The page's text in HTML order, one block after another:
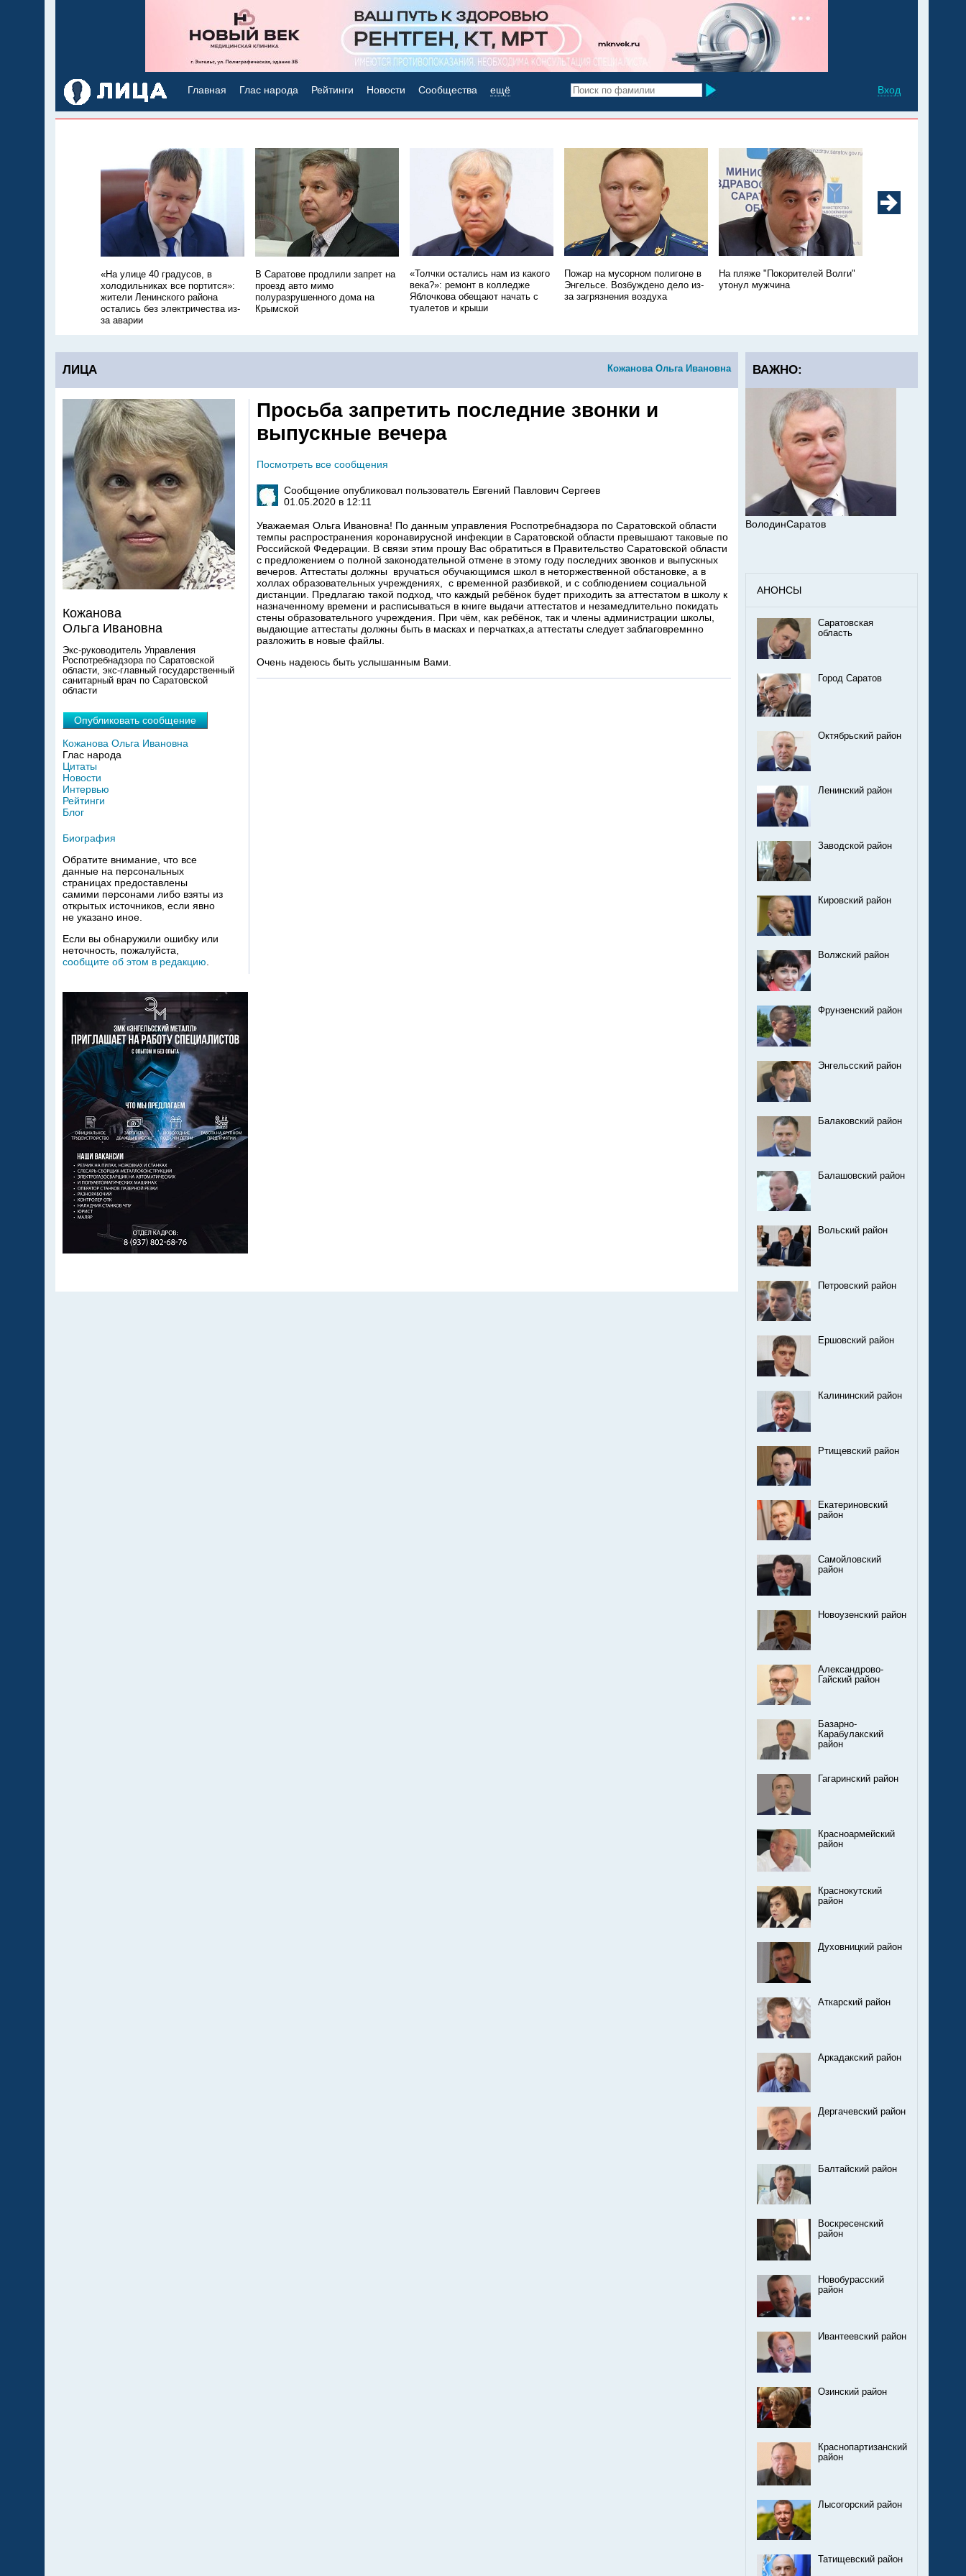
Вход
Главная Глас народа Рейтинги Новости Сообщества ещё
«На улице 40 градусов, в
холодильниках все портится»:
жители Ленинского района
остались без электричества из-
за аварии
В Саратове продлили запрет на
проезд авто мимо
полуразрушенного дома на
Крымской
«Толчки остались нам из какого
века?»: ремонт в колледже
Яблочкова обещают начать с
туалетов и крыши
Пожар на мусорном полигоне в
Энгельсе. Возбуждено дело из-
за загрязнения воздуха
На пляже "Покорителей Волги"
утонул мужчина
Кожанова Ольга Ивановна
ЛИЦА
Просьба запретить последние звонки и
выпускные вечера
Посмотреть все сообщения
Сообщение опубликовал пользователь Евгений Павлович Сергеев
01.05.2020 в 12:11
Уважаемая Ольга Ивановна! По данным управления Роспотребнадзора по Саратовской области
темпы распространения коронавирусной инфекции в Саратовской области превышают таковые по
Российской Федерации. В связи этим прошу Вас обратиться в Правительство Саратовской области
с предложением о полной законодательной отмене в этому году последних звонков и выпускных
вечеров. Аттестаты должны вручаться обучающимся школ в неторжественной обстановке, а в
холлах образовательных учреждениях, с временной разбивкой, и с соблюдением социальной
дистанции. Предлагаю такой подход, что каждый ребёнок будет приходить за аттестатом в школу к
назначенному времени и расписываться в книге выдачи аттестатов и незамедлительно покидать
стены образовательного учреждения. При чём, как ребёнок, так и члены администрации школы,
выдающие аттестаты должны быть в масках и перчатках,а аттестаты следует заблаговремнно
разложить в новые файлы.
Очень надеюсь быть услышанным Вами.
Кожанова
Ольга Ивановна
Экс-руководитель Управления
Роспотребнадзора по Саратовской
области, экс-главный государственный
санитарный врач по Саратовской
области
Опубликовать сообщение
Кожанова Ольга Ивановна
Глас народа
Цитаты
Новости
Интервью
Рейтинги
Блог
Биография
Обратите внимание, что все
данные на персональных
страницах предоставлены
самими персонами либо взяты из
открытых источников, если явно
не указано иное.
Если вы обнаружили ошибку или
неточность, пожалуйста,
сообщите об этом в редакцию
ВАЖНО:
ВолодинСаратов
АНОНСЫ
Саратовская
область
Город Саратов
Октябрьский район
Ленинский район
Заводской район
Кировский район
Волжский район
Фрунзенский район
Энгельсский район
Балаковский район
Балашовский район
Вольский район
Петровский район
Ершовский район
Калининский район
Ртищевский район
Екатериновский
район
Самойловский
район
Новоузенский район
Александрово-
Гайский район
Базарно-
Карабулакский
район
Гагаринский район
Красноармейский
район
Краснокутский
район
Духовницкий район
Аткарский район
Аркадакский район
Дергачевский район
Балтайский район
Воскресенский
район
Новобурасский
район
Ивантеевский район
Озинский район
Краснопартизанский
район
Лысогорский район
Татищевский район